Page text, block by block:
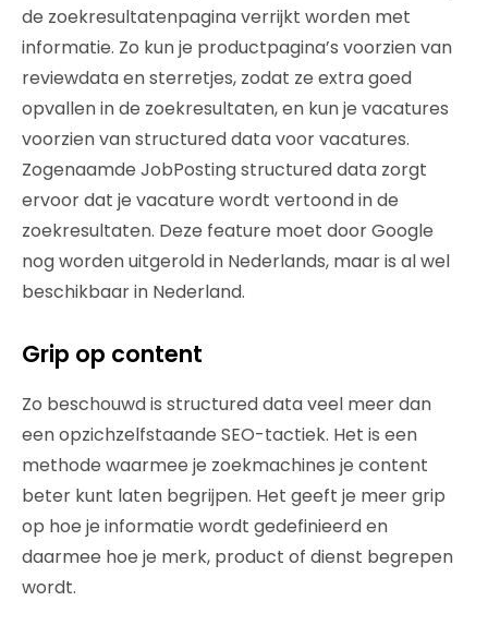
de zoekresultatenpagina verrijkt worden met
informatie. Zo kun je productpagina’s voorzien van
reviewdata en sterretjes, zodat ze extra goed
opvallen in de zoekresultaten, en kun je vacatures
voorzien van structured data voor vacatures.
Zogenaamde JobPosting structured data zorgt
ervoor dat je vacature wordt vertoond in de
zoekresultaten. Deze feature moet door Google
nog worden uitgerold in Nederlands, maar is al wel
beschikbaar in Nederland.
Grip op content
Zo beschouwd is structured data veel meer dan
een opzichzelfstaande SEO-tactiek. Het is een
methode waarmee je zoekmachines je content
beter kunt laten begrijpen. Het geeft je meer grip
op hoe je informatie wordt gedefinieerd en
daarmee hoe je merk, product of dienst begrepen
wordt.